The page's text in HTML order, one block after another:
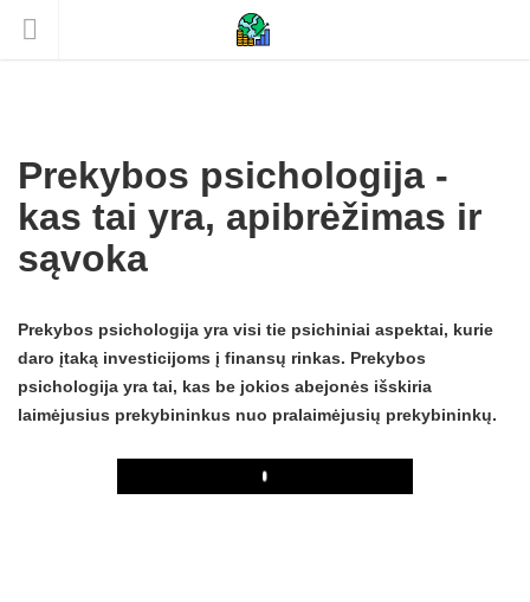
Prekybos psichologija -
kas tai yra, apibrėžimas ir
sąvoka
Prekybos psichologija yra visi tie psichiniai aspektai, kurie
daro įtaką investicijoms į finansų rinkas. Prekybos
psichologija yra tai, kas be jokios abejonės išskiria
laimėjusius prekybininkus nuo pralaimėjusių prekybininkų.
Play